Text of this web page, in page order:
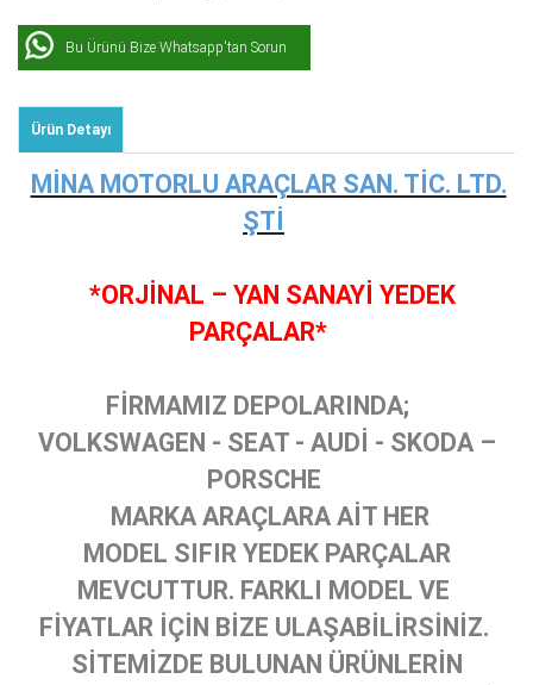
Bu Ürünü Bize Whatsapp'tan Sorun
Ürün Detayı
MİNA MOTORLU ARAÇLAR SAN. TİC. LTD.
ŞTİ
*ORJİNAL – YAN SANAYİ YEDEK
PARÇALAR*
FİRMAMIZ DEPOLARINDA;
VOLKSWAGEN - SEAT - AUDİ - SKODA –
PORSCHE
MARKA ARAÇLARA AİT HER
MODEL SIFIR YEDEK PARÇALAR
MEVCUTTUR. FARKLI MODEL VE
FİYATLAR İÇİN BİZE ULAŞABİLİRSİNİZ.
SİTEMİZDE BULUNAN ÜRÜNLERİN